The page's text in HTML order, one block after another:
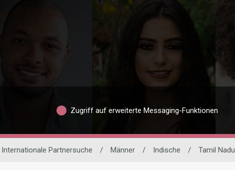
Zugriff auf erweiterte Messaging-Funktionen
Internationale Partnersuche / Männer / Indische / Tamil Nadu